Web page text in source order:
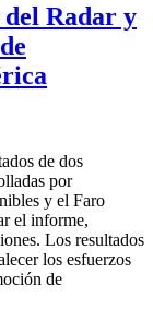
del Radar y
de dos
por
y el Faro
el informe,
Los resultados
los esfuerzos
de